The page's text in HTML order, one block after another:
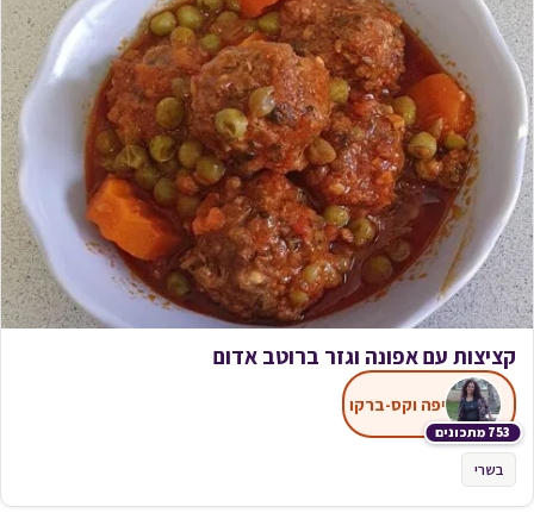
קציצות עם אפונה וגזר ברוטב אדום
753 מתכונים
יפה וקס-ברקו
בשרי